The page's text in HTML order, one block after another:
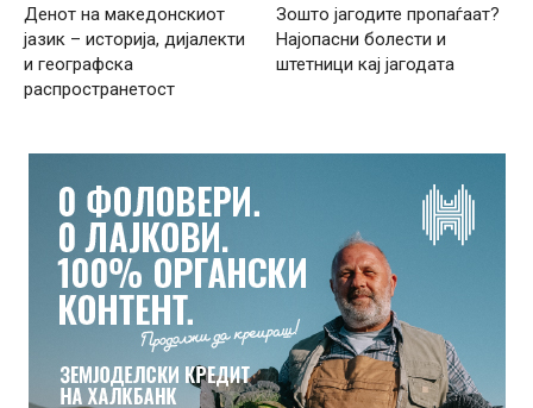
Денот на македонскиот
јазик – историја, дијалекти
и географска
распространетост
Зошто јагодите пропаѓаат?
Најопасни болести и
штетници кај јагодата